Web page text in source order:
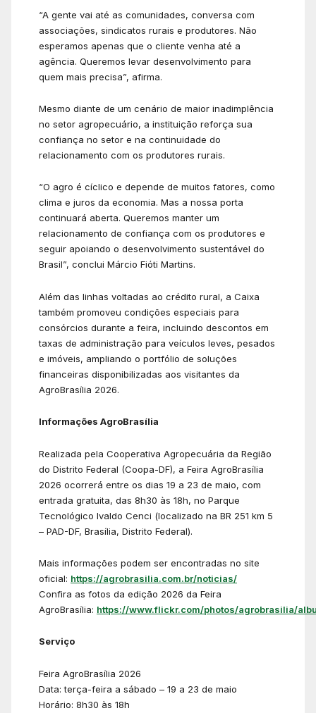
“A gente vai até as comunidades, conversa com
associações, sindicatos rurais e produtores. Não
esperamos apenas que o cliente venha até a
agência. Queremos levar desenvolvimento para
quem mais precisa”, afirma.
Mesmo diante de um cenário de maior inadimplência
no setor agropecuário, a instituição reforça sua
confiança no setor e na continuidade do
relacionamento com os produtores rurais.
“O agro é cíclico e depende de muitos fatores, como
clima e juros da economia. Mas a nossa porta
continuará aberta. Queremos manter um
relacionamento de confiança com os produtores e
seguir apoiando o desenvolvimento sustentável do
Brasil”, conclui Márcio Fióti Martins.
Além das linhas voltadas ao crédito rural, a Caixa
também promoveu condições especiais para
consórcios durante a feira, incluindo descontos em
taxas de administração para veículos leves, pesados
e imóveis, ampliando o portfólio de soluções
financeiras disponibilizadas aos visitantes da
AgroBrasília 2026.
Informações AgroBrasília
Realizada pela Cooperativa Agropecuária da Região
do Distrito Federal (Coopa-DF), a Feira AgroBrasília
2026 ocorrerá entre os dias 19 a 23 de maio, com
entrada gratuita, das 8h30 às 18h, no Parque
Tecnológico Ivaldo Cenci (localizado na BR 251 km 5
– PAD-DF, Brasília, Distrito Federal).
Mais informações podem ser encontradas no site
oficial: https://agrobrasilia.com.br/noticias/
Confira as fotos da edição 2026 da Feira
AgroBrasília: https://www.flickr.com/photos/agrobrasilia/
Serviço
Feira AgroBrasília 2026
Data: terça-feira a sábado – 19 a 23 de maio
Horário: 8h30 às 18h